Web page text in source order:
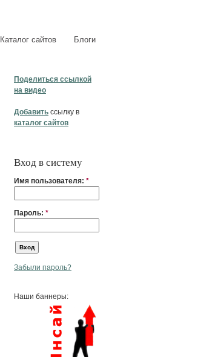
Каталог сайтов Блоги
Поделиться ссылкой
на видео
Добавить ссылку в
каталог сайтов
Вход в систему
Имя пользователя: *
Пароль: *
Забыли пароль?
Наши баннеры: